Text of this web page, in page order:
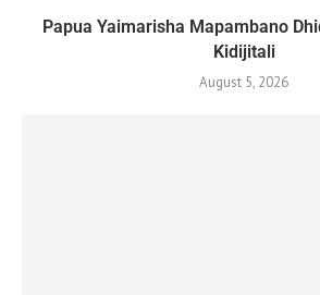
Papua Yaimarisha Mapambano
Kidijitali
August 5, 2026